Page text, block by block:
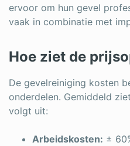
ervoor om hun gevel
vaak in combinatie met
Hoe ziet de
De gevelreiniging kosten
onderdelen. Gemiddeld
volgt uit:
Arbeidskosten: ±